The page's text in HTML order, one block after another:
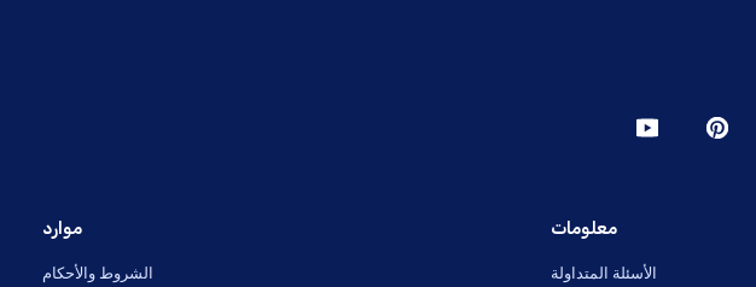
معلومات
الأسئلة المتداولة
موارد
الشروط والأحكام